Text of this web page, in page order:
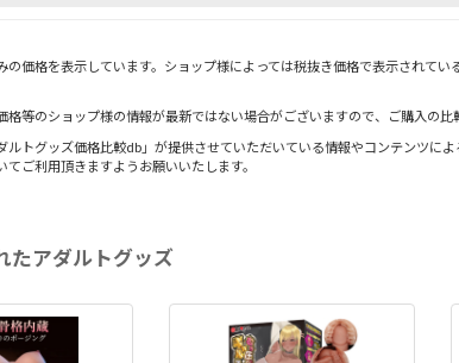
価格を表示しています。ショップ様によっては税抜き価格で表示されて
等のショップ様の情報が最新ではない場合がございますので、ご購入の比
トグッズ価格比較db」が提供させていただいている情報やコンテンツに
ご利用頂きますようお願いいたします。
たアダルトグッズ